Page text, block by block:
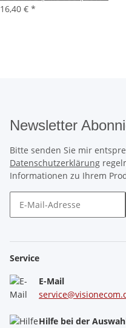
16,40 € *
Newsletter
Bitte senden Sie mir
Datenschutzerklärung
Informationen zu Ihrem
Service
E-Mail
Hilfe bei der